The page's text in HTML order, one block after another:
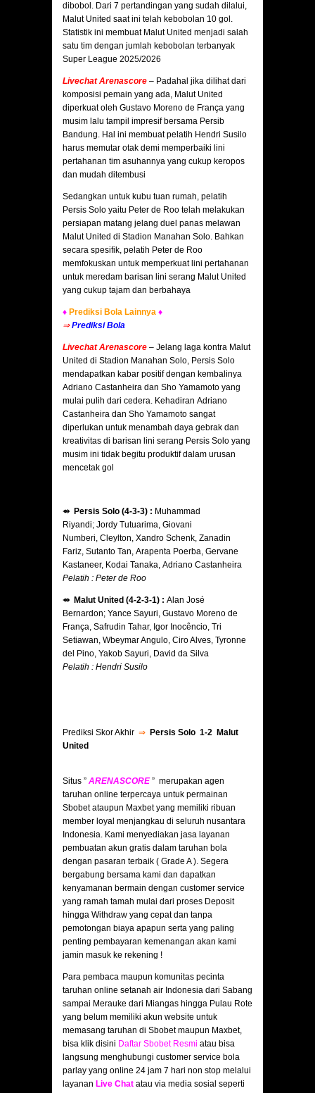
dibobol. Dari 7 pertandingan yang sudah dilalui,
Malut United saat ini telah kebobolan 10 gol.
Statistik ini membuat Malut United menjadi salah
satu tim dengan jumlah kebobolan terbanyak
Super League 2025/2026
Livechat Arenascore – Padahal jika dilihat dari
komposisi pemain yang ada, Malut United
diperkuat oleh Gustavo Moreno de França yang
musim lalu tampil impresif bersama Persib
Bandung. Hal ini membuat pelatih Hendri Susilo
harus memutar otak demi memperbaiki lini
pertahanan tim asuhannya yang cukup keropos
dan mudah ditembusi
Sedangkan untuk kubu tuan rumah, pelatih
Persis Solo yaitu Peter de Roo telah melakukan
persiapan matang jelang duel panas melawan
Malut United di Stadion Manahan Solo. Bahkan
secara spesifik, pelatih Peter de Roo
memfokuskan untuk memperkuat lini pertahanan
untuk meredam barisan lini serang Malut United
yang cukup tajam dan berbahaya
♦ Prediksi Bola Lainnya ♦
⇒ Prediksi Bola
Livechat Arenascore – Jelang laga kontra Malut
United di Stadion Manahan Solo, Persis Solo
mendapatkan kabar positif dengan kembalinya
Adriano Castanheira dan Sho Yamamoto yang
mulai pulih dari cedera. Kehadiran Adriano
Castanheira dan Sho Yamamoto sangat
diperlukan untuk menambah daya gebrak dan
kreativitas di barisan lini serang Persis Solo yang
musim ini tidak begitu produktif dalam urusan
mencetak gol
⇴ Persis Solo (4-3-3) : Muhammad
Riyandi; Jordy Tutuarima, Giovani
Numberi, Cleylton, Xandro Schenk, Zanadin
Fariz, Sutanto Tan, Arapenta Poerba, Gervane
Kastaneer, Kodai Tanaka, Adriano Castanheira
Pelatih : Peter de Roo
⇴ Malut United (4-2-3-1) : Alan José
Bernardon; Yance Sayuri, Gustavo Moreno de
França, Safrudin Tahar, Igor Inocêncio, Tri
Setiawan, Wbeymar Angulo, Ciro Alves, Tyronne
del Pino, Yakob Sayuri, David da Silva
Pelatih : Hendri Susilo
Prediksi Skor Akhir ⇒ Persis Solo 1-2 Malut
United
Situs ” ARENASCORE” merupakan agen
taruhan online terpercaya untuk permainan
Sbobet ataupun Maxbet yang memiliki ribuan
member loyal menjangkau di seluruh nusantara
Indonesia. Kami menyediakan jasa layanan
pembuatan akun gratis dalam taruhan bola
dengan pasaran terbaik ( Grade A ). Segera
bergabung bersama kami dan dapatkan
kenyamanan bermain dengan customer service
yang ramah tamah mulai dari proses Deposit
hingga Withdraw yang cepat dan tanpa
pemotongan biaya apapun serta yang paling
penting pembayaran kemenangan akan kami
jamin masuk ke rekening !
Para pembaca maupun komunitas pecinta
taruhan online setanah air Indonesia dari Sabang
sampai Merauke dari Miangas hingga Pulau Rote
yang belum memiliki akun website untuk
memasang taruhan di Sbobet maupun Maxbet,
bisa klik disini Daftar Sbobet Resmi atau bisa
langsung menghubungi customer service bola
parlay yang online 24 jam 7 hari non stop melalui
layanan Live Chat atau via media sosial seperti